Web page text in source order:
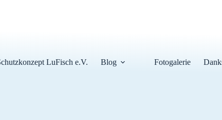
LuFisch e.V. Blog Fotogalerie